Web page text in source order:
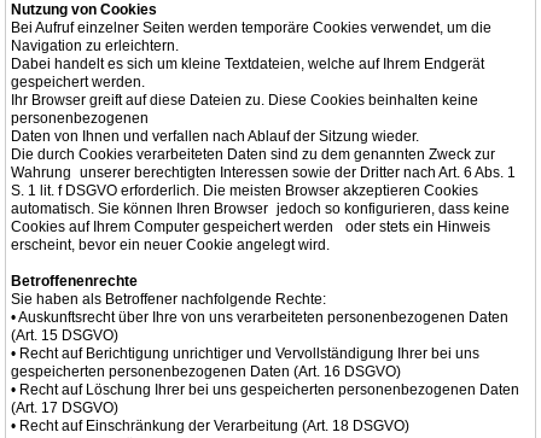
Nutzung von Cookies
Bei Aufruf einzelner Seiten werden temporäre Cookies verwendet, um die
Navigation zu erleichtern.
Dabei handelt es sich um kleine Textdateien, welche auf Ihrem Endgerät
gespeichert werden.
Ihr Browser greift auf diese Dateien zu. Diese Cookies beinhalten keine
personenbezogenen
Daten von Ihnen und verfallen nach Ablauf der Sitzung wieder.
Die durch Cookies verarbeiteten Daten sind zu dem genannten Zweck zur
Wahrung unserer berechtigten Interessen sowie der Dritter nach Art. 6 Abs. 1
S. 1 lit. f DSGVO erforderlich. Die meisten Browser akzeptieren Cookies
automatisch. Sie können Ihren Browser jedoch so konfigurieren, dass keine
Cookies auf Ihrem Computer gespeichert werden oder stets ein Hinweis
erscheint, bevor ein neuer Cookie angelegt wird.
Betroffenenrechte
Sie haben als Betroffener nachfolgende Rechte:
• Auskunftsrecht über Ihre von uns verarbeiteten personenbezogenen Daten
(Art. 15 DSGVO)
• Recht auf Berichtigung unrichtiger und Vervollständigung Ihrer bei uns
gespeicherten personenbezogenen Daten (Art. 16 DSGVO)
• Recht auf Löschung Ihrer bei uns gespeicherten personenbezogenen Daten
(Art. 17 DSGVO)
• Recht auf Einschränkung der Verarbeitung (Art. 18 DSGVO)